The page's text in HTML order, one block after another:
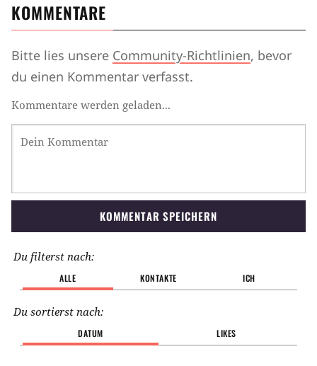
KOMMENTARE
Bitte lies unsere Community-Richtlinien, bevor
du einen Kommentar verfasst.
Kommentare werden geladen...
KOMMENTAR SPEICHERN
Du filterst nach:
ALLE KONTAKTE ICH
Du sortierst nach:
DATUM LIKES